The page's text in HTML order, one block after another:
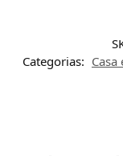
Categorias: Casa